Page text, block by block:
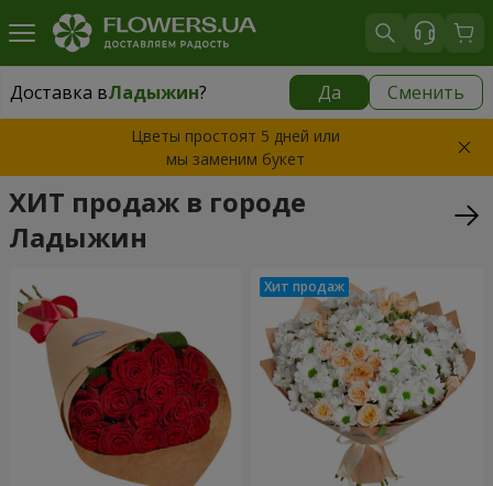
Доставка вЛадыжин? Да Сменить
Доставка вЛадыжин|
Цветы простоят 5 дней или
мы заменим букет
ХИТ продаж в городе
Ладыжин